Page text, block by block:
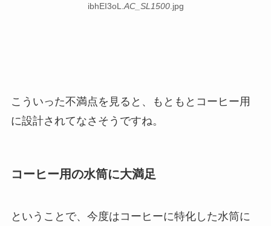
ibhEI3oL.AC_SL1500.jpg
こういった不満点を見ると、もともとコーヒー用
に設計されてなさそうですね。
コーヒー用の水筒に大満足
ということで、今度はコーヒーに特化した水筒に